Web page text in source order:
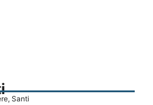
, Santi